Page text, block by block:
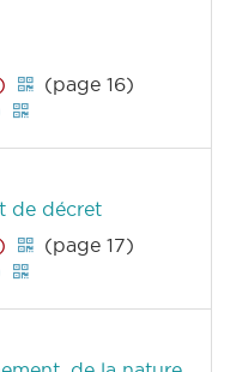
(page 16)
de décret
(page 17)